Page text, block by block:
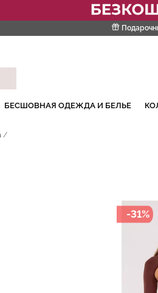
БЕСШОВНАЯ ОДЕЖДА И БЕЛЬЕ
-31%
ТОВАРЫ